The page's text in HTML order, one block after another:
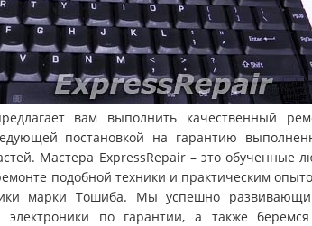
вам выполнить качественный
постановкой на гарантию
Мастера ExpressRepair – это обученные
подобной техники и практическим
марки Тошиба. Мы успешно
по гарантии, а также